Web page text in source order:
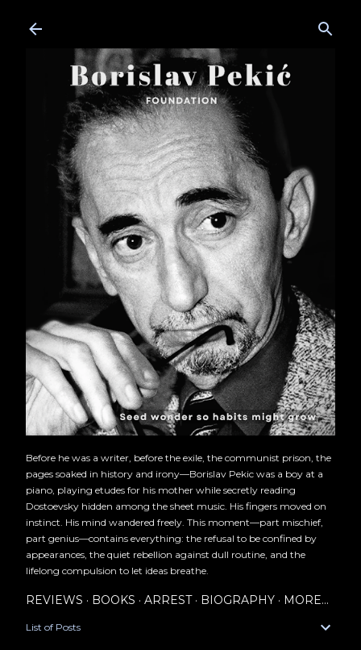
Before he was a writer, before the exile, the communist prison, the
pages soaked in history and irony—Borislav Pekic was a boy at a
piano, playing etudes for his mother while secretly reading
Dostoevsky hidden among the sheet music. His fingers moved on
instinct. His mind wandered freely. This moment—part mischief,
part genius—contains everything: the refusal to be confined by
appearances, the quiet rebellion against dull routine, and the
lifelong compulsion to let ideas breathe.
REVIEWS BOOKS ARREST BIOGRAPHY MORE…
List of Posts